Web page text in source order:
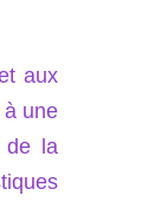
aux
une
de la